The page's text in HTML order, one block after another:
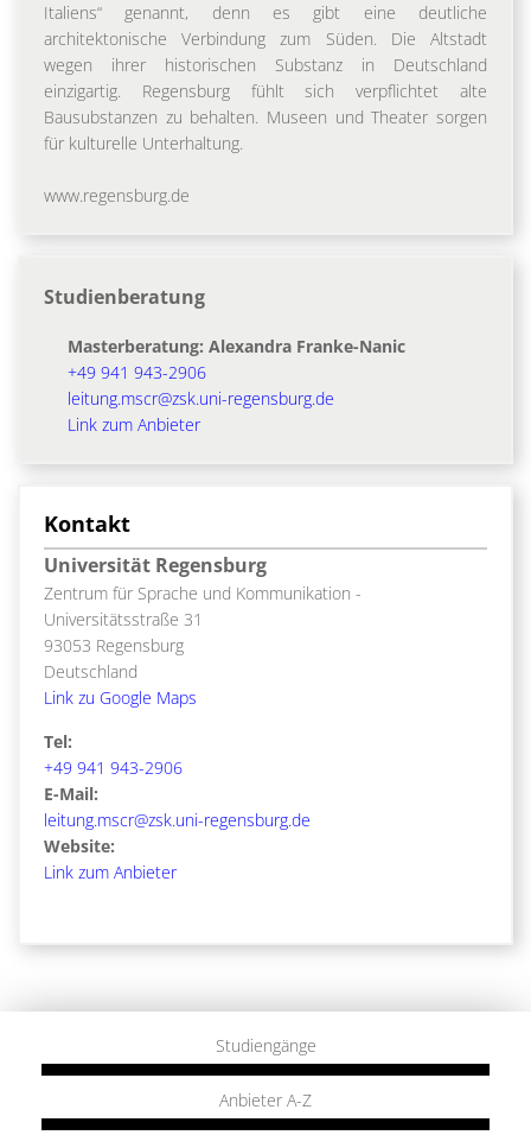
Italiens“ genannt, denn es gibt eine deutliche
architektonische Verbindung zum Süden. Die Altstadt
wegen ihrer historischen Substanz in Deutschland
einzigartig. Regensburg fühlt sich verpflichtet alte
Bausubstanzen zu behalten. Museen und Theater sorgen
für kulturelle Unterhaltung.
www.regensburg.de
Studienberatung
Masterberatung: Alexandra Franke-Nanic
+49 941 943-2906
leitung.mscr@zsk.uni-regensburg.de
Link zum Anbieter
Kontakt
Universität Regensburg
Zentrum für Sprache und Kommunikation -
Universitätsstraße 31
93053 Regensburg
Deutschland
Link zu Google Maps
Tel:
+49 941 943-2906
E-Mail:
leitung.mscr@zsk.uni-regensburg.de
Website:
Link zum Anbieter
Studiengänge
Anbieter A-Z